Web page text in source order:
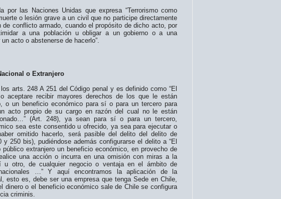
por las Naciones Unidas que expresa “Terrorismo como
o lesión grave a un civil que no participe directamente
conflicto armado, cuando el propósito de dicho acto, por
a una población u obligar a un gobierno o a una
acto o abstenerse de hacerlo”.
o Extranjero
248 A 251 del Código penal y es definido como “El
aceptare recibir mayores derechos de los que le están
o un beneficio económico para sí o para un tercero para
acto propio de su cargo en razón del cual no le están
(Art. 248), ya sean para sí o para un tercero,
sea este consentido u ofrecido, ya sea para ejecutar o
omitido hacerlo, será pasible del delito del delito de
250 bis), pudiéndose además configurarse el delito a “El
extranjero un beneficio económico, en provecho de
una acción o incurra en una omisión con miras a la
u otro, de cualquier negocio o ventaja en el ámbito de
…” Y aquí encontramos la aplicación de la
esto es, debe ser una empresa que tenga Sede en Chile,
dinero o el beneficio económico sale de Chile se configura
criminis.